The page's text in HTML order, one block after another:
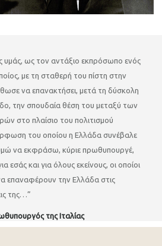
υμάς, ως τον αντάξιο εκπρόσωπο ενός
με τη σταθερή του πίστη στην
να επανακτήσει, μετά τη δύσκολη
την σπουδαία θέση του μεταξύ των
στο πλαίσιο του πολιτισμού
του οποίου η Ελλάδα συνέβαλε
να εκφράσω, κύριε πρωθυπουργέ,
εσάς και για όλους εκείνους, οι οποίοι
επαναφέρουν την Ελλάδα στις
της…”
της Ιταλίας